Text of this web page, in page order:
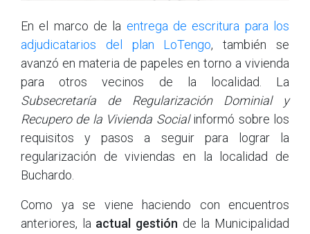
En el marco de la entrega de escritura para los
adjudicatarios del plan LoTengo, también se
avanzó en materia de papeles en torno a vivienda
para otros vecinos de la localidad. La
Subsecretaría de Regularización Dominial y
Recupero de la Vivienda Socialinformó sobre los
requisitos y pasos a seguir para lograr la
regularización de viviendas en la localidad de
Buchardo.
Como ya se viene haciendo con encuentros
anteriores, la actual gestión de la Municipalidad